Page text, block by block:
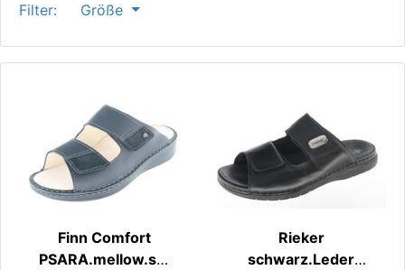
Filter: Größe
Finn Comfort
PSARA.mellow.sz.
Rieker
schwarz.Leder